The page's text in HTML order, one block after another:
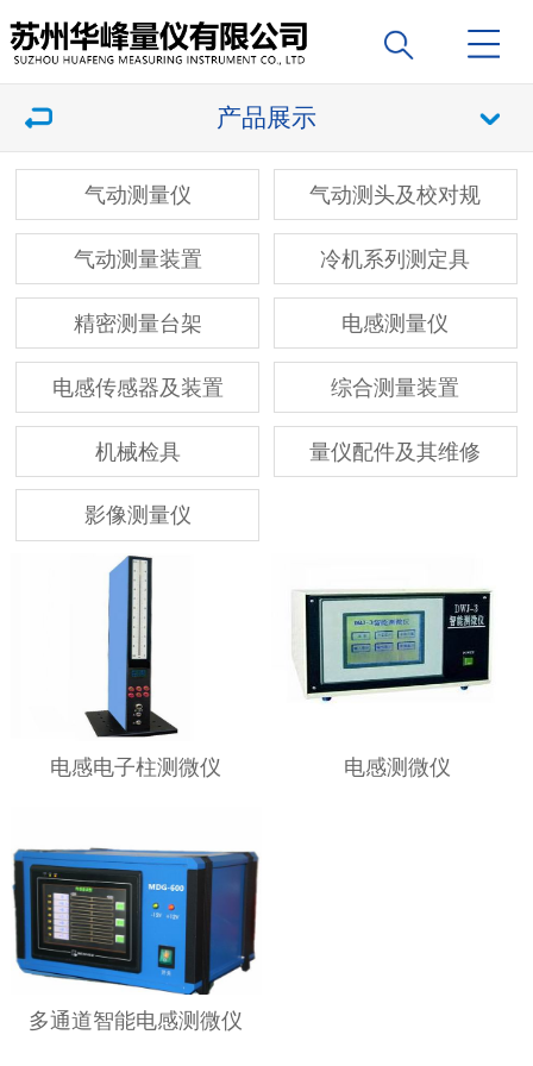
产品展示
气动测量仪 气动测头及校对规
气动测量装置 冷机系列测定具
精密测量台架 电感测量仪
电感传感器及装置 综合测量装置
机械检具 量仪配件及其维修
影像测量仪
电感电子柱测微仪 电感测微仪
多通道智能电感测微仪